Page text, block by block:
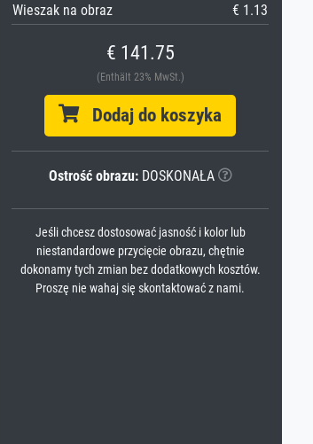
Wieszak na obraz
€ 1.13
€ 141.75
(Enthält 23% MwSt.)
Dodaj do koszyka
Ostrość obrazu:DOSKONAŁA
Jeśli chcesz dostosować jasność i kolor lub
niestandardowe przycięcie obrazu, chętnie
dokonamy tych zmian bez dodatkowych kosztów.
Proszę nie wahaj się skontaktować z nami.